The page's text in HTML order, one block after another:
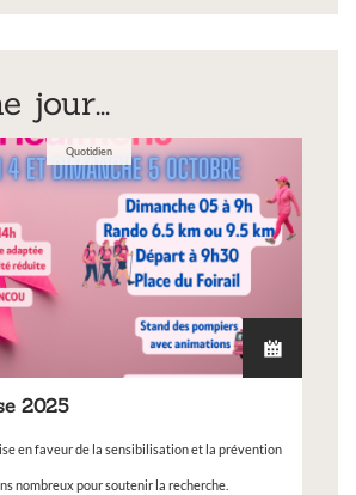
jour...
Quotidien
2025
en faveur de la sensibilisation et la prévention
nombreux pour soutenir la recherche.